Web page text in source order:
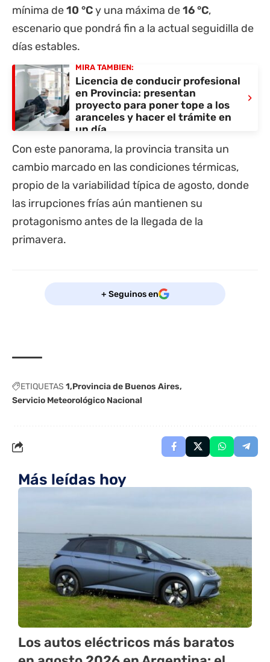
mínima de10 °Cy una máxima de16 °C,
escenario que pondrá fin a la actual seguidilla de
días estables.
MIRÁ TAMBIÉN:
Licencia de conducir profesional
en Provincia: presentan
proyecto para poner tope a los
aranceles y hacer el trámite en
un día
›
Con este panorama, la provincia transita un
cambio marcado en las condiciones térmicas,
propio de la variabilidad típica de agosto, donde
las irrupciones frías aún mantienen su
protagonismo antes de la llegada de la
primavera.
+ Seguinos en
ETIQUETAS 1 Provincia de Buenos Aires
Servicio Meteorológico Nacional
Más leídas hoy
Los autos eléctricos más baratos